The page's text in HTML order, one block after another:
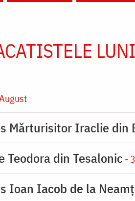
Mărturisitor Iraclie din
din Tesalonic -
Ioan Iacob de la Neamț